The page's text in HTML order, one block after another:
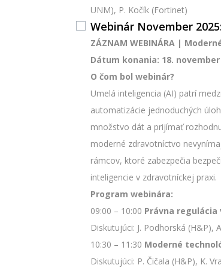
UNM), P. Kočík (Fortinet)
Webinár November
ZÁZNAM WEBINÁRA |
Dátum konania: 18. november
O čom bol webinár?
Umelá inteligencia (AI) patrí
automatizácie jednoduchých
množstvo dát a prijímať
moderné zdravotníctvo
rámcov, ktoré zabezpečia
inteligencie v zdravotníckej praxi.
Program webinára:
09:00 – 10:00 Právna
Diskutujúci: J. Podhorská (H&P),
10:30 – 11:30 Moderné
Diskutujúci: P. Čičala (H&P), K.